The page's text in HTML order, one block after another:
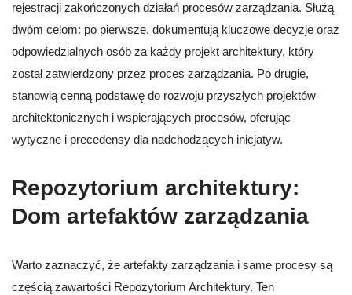
rejestracji zakończonych działań procesów zarządzania. Służą
dwóm celom: po pierwsze, dokumentują kluczowe decyzje oraz
odpowiedzialnych osób za każdy projekt architektury, który
został zatwierdzony przez proces zarządzania. Po drugie,
stanowią cenną podstawę do rozwoju przyszłych projektów
architektonicznych i wspierających procesów, oferując
wytyczne i precedensy dla nadchodzących inicjatyw.
Repozytorium architektury:
Dom artefaktów zarządzania
Warto zaznaczyć, że artefakty zarządzania i same procesy są
częścią zawartości Repozytorium Architektury. Ten